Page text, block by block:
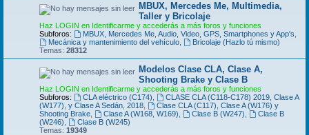
MBUX, Mercedes Me, Multimedia,
Taller y Bricolaje
Haz LOGIN en Identificarme y accederás a más foros y funciones
Subforos:
MBUX, Mercedes Me, Audio, Video, GPS, Smartphones y App's
Mecánica y mantenimiento del vehículo,
Bricolaje (Hazlo tú mismo)
Temas: 28312
Modelos Clase CLA, Clase A,
Shooting Brake y Clase B
Haz LOGIN en Identificarme y accederás a más foros y funciones
Subforos:
CLA eléctrico (C174)
CLASE CLA (C118-C178) 2019, Clase A
(W177), y Clase A Sedán, 2018
Clase CLA (C117), Clase A (W176) y
Shooting Brake
Clase A (W168, W169) Clase B (W247)
Clase B
(W246)
Clase B (W245)
Temas: 19349